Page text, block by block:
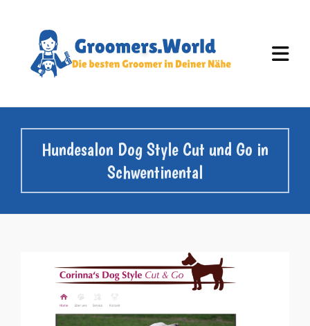
Hundesalon Dog Style Cut und Go in
Schwentinental